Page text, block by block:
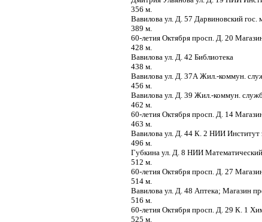
356 м.
Вавилова ул. Д. 57 Дарвиновский гос.
389 м.
60-летия Октября просп. Д. 20
428 м.
Вавилова ул. Д. 42 Библиотека
438 м.
Вавилова ул. Д. 37А Жил.-коммун.
456 м.
Вавилова ул. Д. 39 Жил.-коммун.
462 м.
60-летия Октября просп. Д. 14
463 м.
Вавилова ул. Д. 44 К. 2 НИИ
496 м.
Губкина ул. Д. 8 НИИ
512 м.
60-летия Октября просп. Д. 27
514 м.
Вавилова ул. Д. 48 Аптека; Магазин
516 м.
60-летия Октября просп. Д. 29 К. 1
525 м.